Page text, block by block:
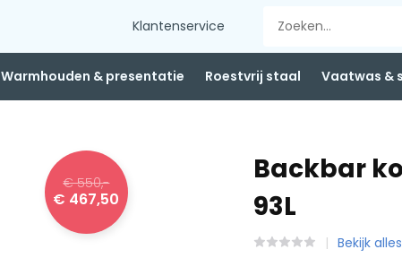
Klantenservice
Warmhouden & presentatie Roestvrij staal Vaatwas &
€ 550,-
€ 467,50
Backbar
93L
Bekijk